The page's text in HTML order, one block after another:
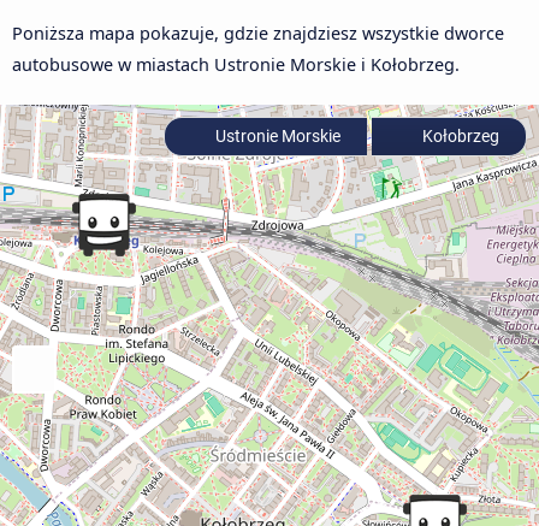
Poniższa mapa pokazuje, gdzie znajdziesz wszystkie dworce
autobusowe w miastach Ustronie Morskie i Kołobrzeg.
Ustronie Morskie Kołobrzeg